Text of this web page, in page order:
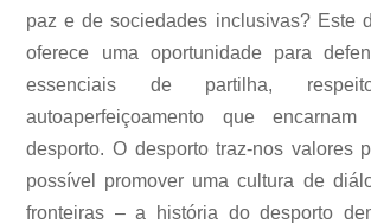
paz e de sociedades inclusivas? Este
oferece uma oportunidade para
essenciais de partilha,
autoaperfeiçoamento que
desporto. O desporto traz-nos valores
possível promover uma cultura de
fronteiras – a história do desporto